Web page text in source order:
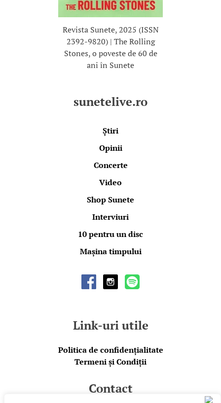
Revista Sunete, 2025 (ISSN
2392-9820) | The Rolling
Stones, o poveste de 60 de
ani în Sunete
sunetelive.ro
Știri
Opinii
Concerte
Video
Shop Sunete
Interviuri
10 pentru un disc
Mașina timpului
Link-uri utile
Politica de confidențialitate
Termeni și Condiții
Contact